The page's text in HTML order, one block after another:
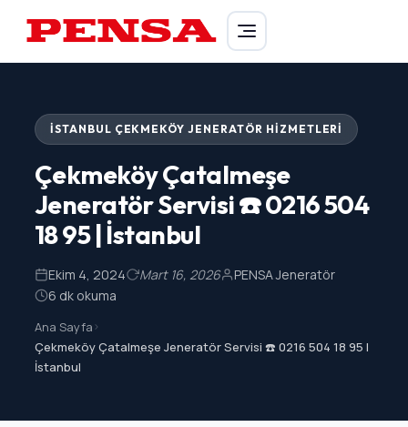
PENSA Generator
İSTANBUL ÇEKMEKÖY JENERATÖR HIZMETLERI
Çekmeköy Çatalmeşe
Jeneratör Servisi ☎️ 0216 504
18 95 | İstanbul
Ekim 4, 2024 Mart 16, 2026
PENSA Jeneratör
6 dk okuma
Ana Sayfa>
Çekmeköy Çatalmeşe Jeneratör Servisi ☎️ 0216 504 18 95 |
İstanbul